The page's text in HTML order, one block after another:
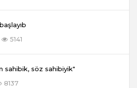
5141
sahibik, söz sahibiyik"
8137